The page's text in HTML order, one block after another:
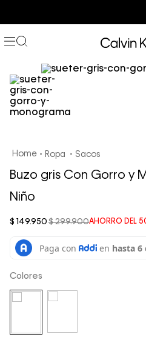
Ropa Sacos
Buzo gris Con Gorro y
Niño
AHORRO DEL
$ 299.900
$ 149.950
Colores